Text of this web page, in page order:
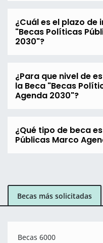
¿Cuál es el plazo de
"Becas Políticas
2030"?
¿Para que nivel de
la Beca "Becas
Agenda 2030"?
¿Qué tipo de beca
Públicas Marco
Becas más solicitadas
Becas 6000